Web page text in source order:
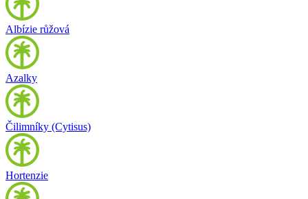
Albízie růžová
Azalky
Čilimníky (Cytisus)
Hortenzie